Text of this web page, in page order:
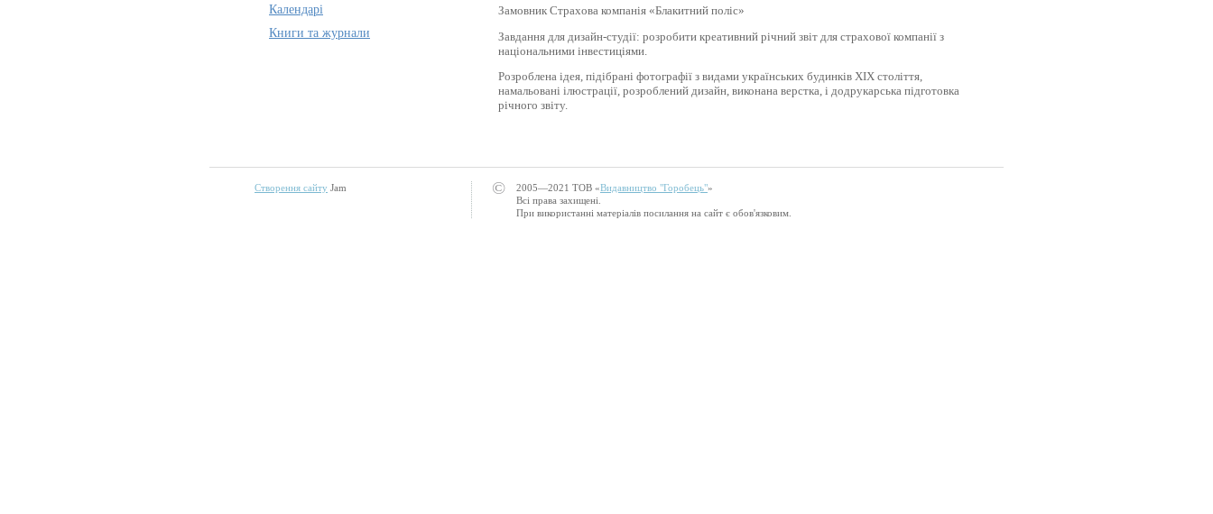
Календарі
Книги та журнали
Замовник Страхова компанія «Блакитний поліс»
Завдання для дизайн-студії: розробити креативний річний звіт для страхової компанії з
національними інвестиціями.
Розроблена ідея, підібрані фотографії з видами українських будинків ХІХ століття,
намальовані ілюстрації, розроблений дизайн, виконана верстка, і додрукарська підготовка
річного звіту.
Створення сайту Jam © 2005—2021 ТОВ «Видавництво "Горобець"»
Всі права захищені.
При використанні матеріалів посилання на сайт є обов'язковим.